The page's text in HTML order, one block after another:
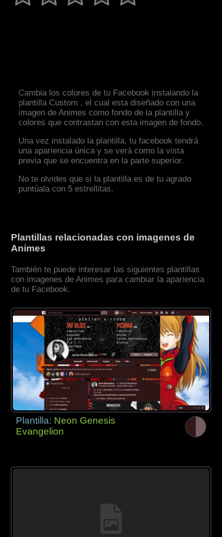
Cambia los colores de tu Facebook instalando la
plantilla Custom , el cual esta diseñado con una
imagen de Animes como fondo de la plantilla y
colores que contrastan con esta imagen de fondo.
Una vez instalado la plantilla, tu facebook tendrá
una apariencia única y se verá como la vista
previa que se encuentra en la parte superior.
No te olvides que si la plantilla es de tu agrado
puntúala con 5 estrellitas.
Plantillas relacionadas con imagenes de
Animes
También te puede interesar las siguientes plantillas
con imagenes de Animes para cambiar la apariencia
de tu Facebook.
Plantilla: Neon Genesis
Evangelion